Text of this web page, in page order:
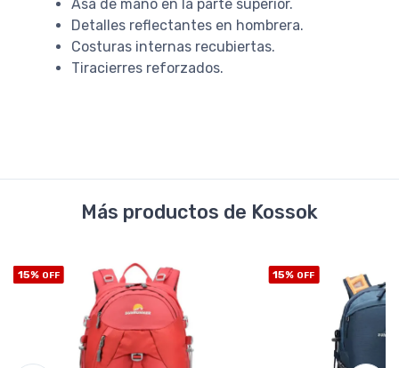
Asa de mano en la parte superior.
Detalles reflectantes en hombrera.
Costuras internas recubiertas.
Tiracierres reforzados.
Más productos de Kossok
15% OFF 15% OFF